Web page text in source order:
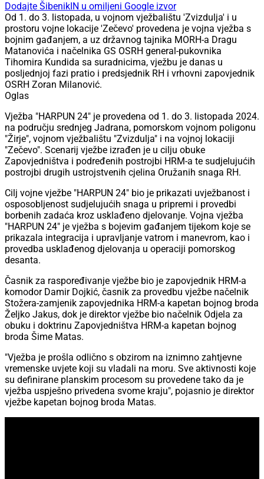
Dodajte ŠibenikIN u omiljeni Google izvor
Od 1. do 3. listopada, u vojnom vježbalištu 'Zvizdulja' i u
prostoru vojne lokacije 'Zečevo' provedena je vojna vježba s
bojnim gađanjem, a uz državnog tajnika MORH-a Dragu
Matanovića i načelnika GS OSRH general-pukovnika
Tihomira Kundida sa suradnicima, vježbu je danas u
posljednjoj fazi pratio i predsjednik RH i vrhovni zapovjednik
OSRH Zoran Milanović.
Oglas
Vježba "HARPUN 24" je provedena od 1. do 3. listopada 2024.
na području srednjeg Jadrana, pomorskom vojnom poligonu
"Žirje", vojnom vježbalištu "Zvizdulja" i na vojnoj lokaciji
"Zečevo". Scenarij vježbe izrađen je u cilju obuke
Zapovjedništva i podređenih postrojbi HRM-a te sudjelujućih
postrojbi drugih ustrojstvenih cjelina Oružanih snaga RH.
Cilj vojne vježbe "HARPUN 24" bio je prikazati uvježbanost i
osposobljenost sudjelujućih snaga u pripremi i provedbi
borbenih zadaća kroz usklađeno djelovanje. Vojna vježba
"HARPUN 24" je vježba s bojevim gađanjem tijekom koje se
prikazala integracija i upravljanje vatrom i manevrom, kao i
provedba usklađenog djelovanja u operaciji pomorskog
desanta.
Časnik za raspoređivanje vježbe bio je zapovjednik HRM-a
komodor Damir Dojkić, časnik za provedbu vježbe načelnik
Stožera-zamjenik zapovjednika HRM-a kapetan bojnog broda
Željko Jakus, dok je direktor vježbe bio načelnik Odjela za
obuku i doktrinu Zapovjedništva HRM-a kapetan bojnog
broda Šime Matas.
"Vježba je prošla odlično s obzirom na iznimno zahtjevne
vremenske uvjete koji su vladali na moru. Sve aktivnosti koje
su definirane planskim procesom su provedene tako da je
vježba uspješno privedena svome kraju", pojasnio je direktor
vježbe kapetan bojnog broda Matas.